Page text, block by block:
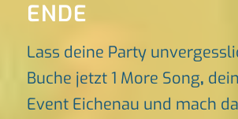
ENDE
Lass deine Party
Buche jetzt 1 More Song,
Event Eichenau und mach